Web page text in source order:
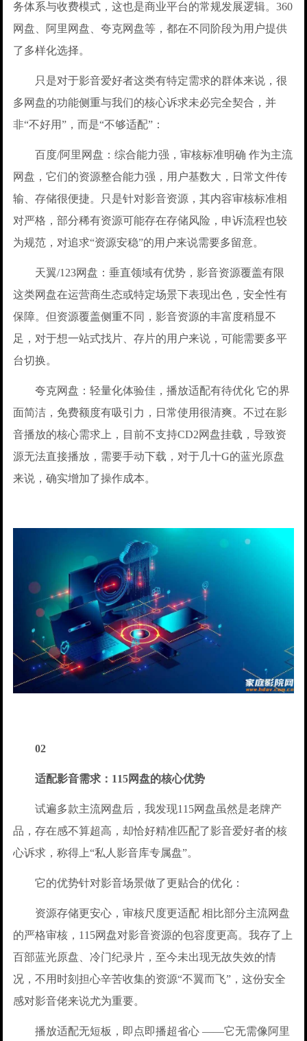
务体系与收费模式，这也是商业平台的常规发展逻辑。360
网盘、阿里网盘、夸克网盘等，都在不同阶段为用户提供
了多样化选择。
只是对于影音爱好者这类有特定需求的群体来说，很
多网盘的功能侧重与我们的核心诉求未必完全契合，并
非“不好用”，而是“不够适配”：
百度/阿里网盘：综合能力强，审核标准明确 作为主流
网盘，它们的资源整合能力强，用户基数大，日常文件传
输、存储很便捷。只是针对影音资源，其内容审核标准相
对严格，部分稀有资源可能存在存储风险，申诉流程也较
为规范，对追求“资源安稳”的用户来说需要多留意。
天翼/123网盘：垂直领域有优势，影音资源覆盖有限
这类网盘在运营商生态或特定场景下表现出色，安全性有
保障。但资源覆盖侧重不同，影音资源的丰富度稍显不
足，对于想一站式找片、存片的用户来说，可能需要多平
台切换。
夸克网盘：轻量化体验佳，播放适配有待优化 它的界
面简洁，免费额度有吸引力，日常使用很清爽。不过在影
音播放的核心需求上，目前不支持CD2网盘挂载，导致资
源无法直接播放，需要手动下载，对于几十G的蓝光原盘
来说，确实增加了操作成本。
02
适配影音需求：115网盘的核心优势
试遍多款主流网盘后，我发现115网盘虽然是老牌产
品，存在感不算超高，却恰好精准匹配了影音爱好者的核
心诉求，称得上“私人影音库专属盘”。
它的优势针对影音场景做了更贴合的优化：
资源存储更安心，审核尺度更适配 相比部分主流网盘
的严格审核，115网盘对影音资源的包容度更高。我存了上
百部蓝光原盘、冷门纪录片，至今未出现无故失效的情
况，不用时刻担心辛苦收集的资源“不翼而飞”，这份安全
感对影音佬来说尤为重要。
播放适配无短板，即点即播超省心 ——它无需像阿里